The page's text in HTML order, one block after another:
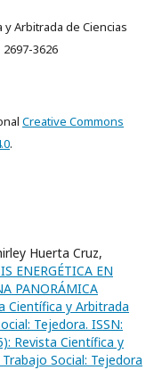
Arbitrada de Ciencias
3626
Creative Commons
.
Huerta Cruz,
ENERGÉTICA EN
PANORÁMICA
Científica y Arbitrada
Tejedora. ISSN:
Revista Científica y
Social: Tejedora